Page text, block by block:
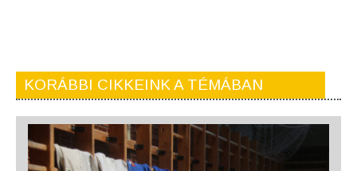
KORÁBBI CIKKEINK A TÉMÁBAN